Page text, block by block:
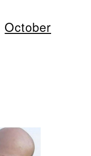
October